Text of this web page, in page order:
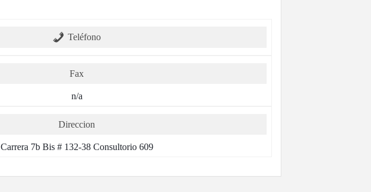
Teléfono
Fax
n/a
Direccion
Carrera 7b Bis # 132-38 Consultorio 609